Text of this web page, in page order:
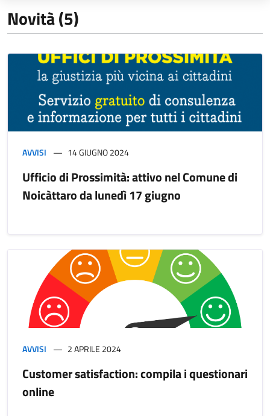
Novità (5)
AVVISI 14 GIUGNO 2024
Ufficio di Prossimità: attivo nel Comune di
Noicàttaro da lunedì 17 giugno
AVVISI 2 APRILE 2024
Customer satisfaction: compila i questionari
online